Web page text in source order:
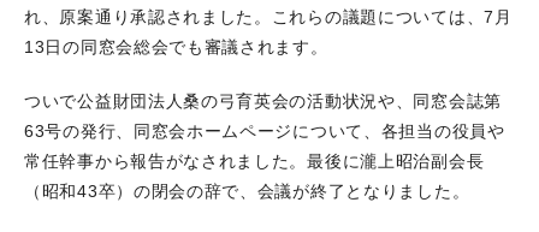
れ、原案通り承認されました。これらの議題については、7月
13日の同窓会総会でも審議されます。
ついで公益財団法人桑の弓育英会の活動状況や、同窓会誌第
63号の発行、同窓会ホームページについて、各担当の役員や
常任幹事から報告がなされました。最後に瀧上昭治副会長
（昭和43卒）の閉会の辞で、会議が終了となりました。